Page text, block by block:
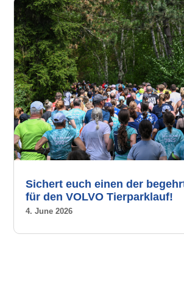
Sichert euch einen der
für den VOLVO Tierparklauf!
4. June 2026